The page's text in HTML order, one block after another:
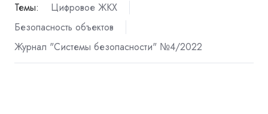
Темы:
Цифровое ЖКХ
Безопасность объектов
Журнал "Системы безопасности" №4/2022